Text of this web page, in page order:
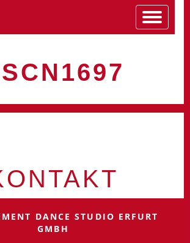
DANCE STUDIO ERFURT
GMBH